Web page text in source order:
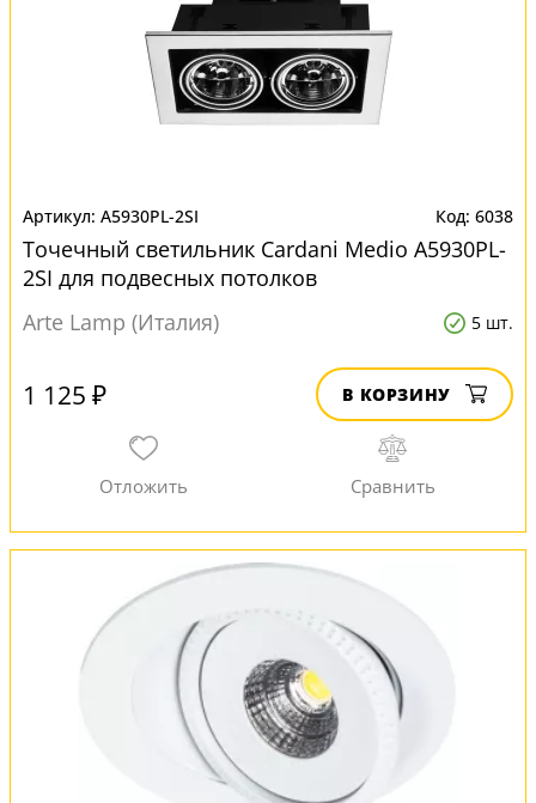
A5930PL-2SI 6038
Точечный светильник Cardani Medio A5930PL-
2SI для подвесных потолков
Arte Lamp (Италия)
5 шт.
1 125 ₽ В КОРЗИНУ